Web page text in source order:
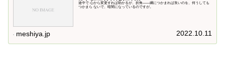
途中で 心から変更すれば助かるが、折角——綱につかまれば良いのを、何うしても
つかまら ないで、暗闇になっているのですが。
meshiya.jp 2022.10.11